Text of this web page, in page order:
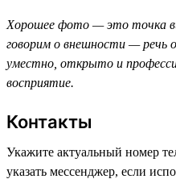
Хорошее фото — это точка
говорим о внешности — речь
уместно, открыто и
восприятие.
Контакты
Укажите актуальный номер
указать мессенджер, если